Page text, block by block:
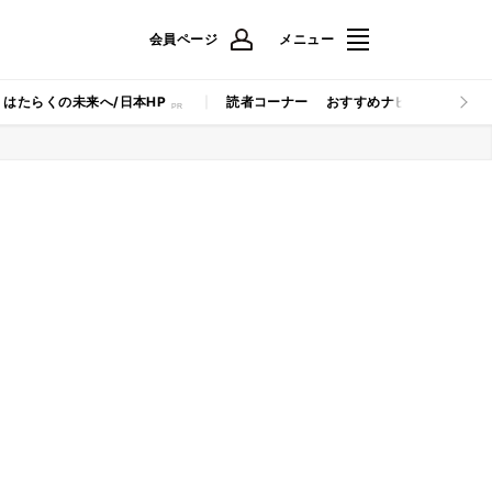
会員ページ メニュー
はたらくの未来へ/日本HP 読者コーナー おすすめナビ マイナビ